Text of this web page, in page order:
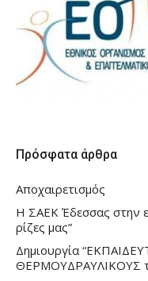
Πρόσφατα άρθρα
Αποχαιρετισμός
Η ΣΑΕΚ Έδεσσας στην
ρίζες μας”
Δημιουργία
ΘΕΡΜΟΥΔΡΑΥΛΙΚΟΥΣ